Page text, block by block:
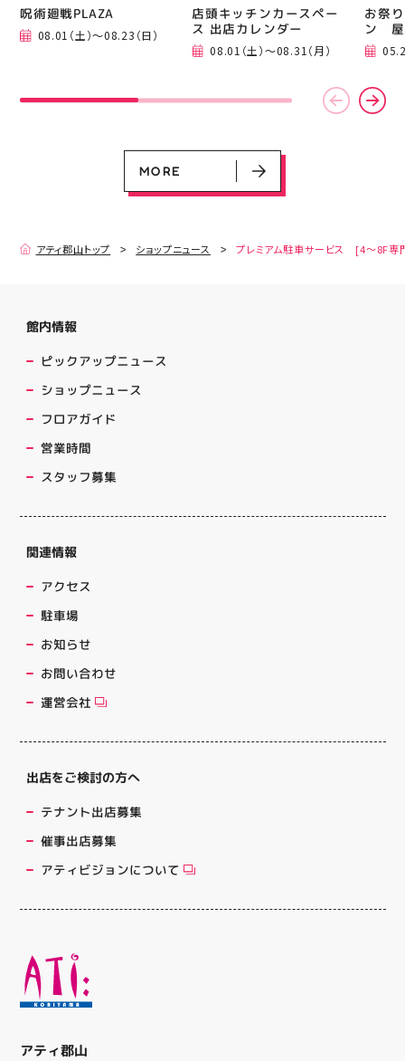
EVENT
EVENT
店頭キッチンカースペース 出店カ
08.01（土）～08.31（月）
EVENT
お祭りBBQビアガーデン 屋上で好
05.21（木）～09.27（日）
CAMPAIGN
ヨドバシカメラ 平日限定1時間駐
CAMPAIGN
プレミアム駐車サービス [4～8F
呪術廻戦PLAZA
08.01（土）～08.23（日）
店頭キッチンカースペー
ス 出店カレンダー
08.01（土）～08.31（月）
お祭
ン 屋
MORE
アティ郡山トップ ショップニュース プレミアム駐車サービス [4～8F専
アティ郡山
館内情報
ピックアップニュース
ショップニュース
フロアガイド
営業時間
スタッフ募集
関連情報
アクセス
駐車場
お知らせ
お問い合わせ
運営会社
出店をご検討の方へ
テナント出店募集
催事出店募集
アティビジョンについて